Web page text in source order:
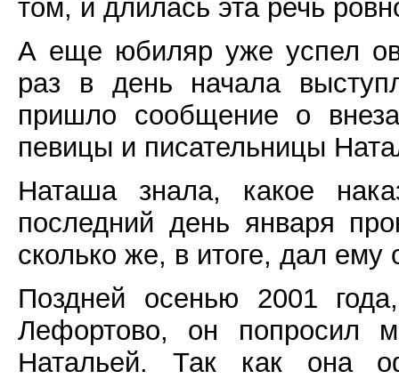
том, и длилась эта речь
А еще юбиляр уже успел
раз в день начала
пришло сообщение о
певицы и писательницы
Наташа знала, какое
последний день января
сколько же, в итоге, дал ему
Поздней осенью 2001
Лефортово, он попросил
Натальей. Так как она